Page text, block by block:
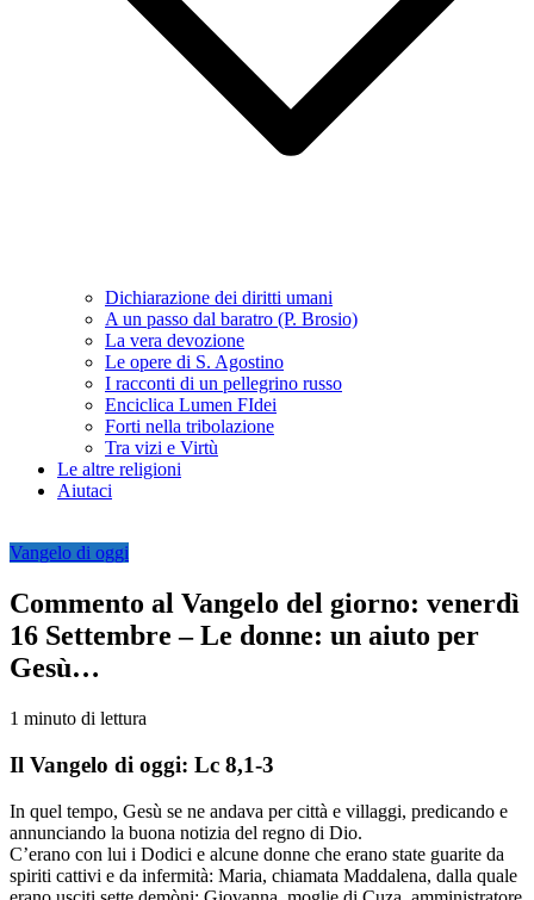
Dichiarazione dei diritti umani
A un passo dal baratro (P. Brosio)
La vera devozione
Le opere di S. Agostino
I racconti di un pellegrino russo
Enciclica Lumen FIdei
Forti nella tribolazione
Tra vizi e Virtù
Le altre religioni
Aiutaci
Vangelo di oggi
Commento al Vangelo del giorno: venerdì
16 Settembre – Le donne: un aiuto per
Gesù…
1 minuto di lettura
Il Vangelo di oggi: Lc 8,1-3
In quel tempo, Gesù se ne andava per città e villaggi, predicando e
annunciando la buona notizia del regno di Dio.
C’erano con lui i Dodici e alcune donne che erano state guarite da
spiriti cattivi e da infermità: Maria, chiamata Maddalena, dalla quale